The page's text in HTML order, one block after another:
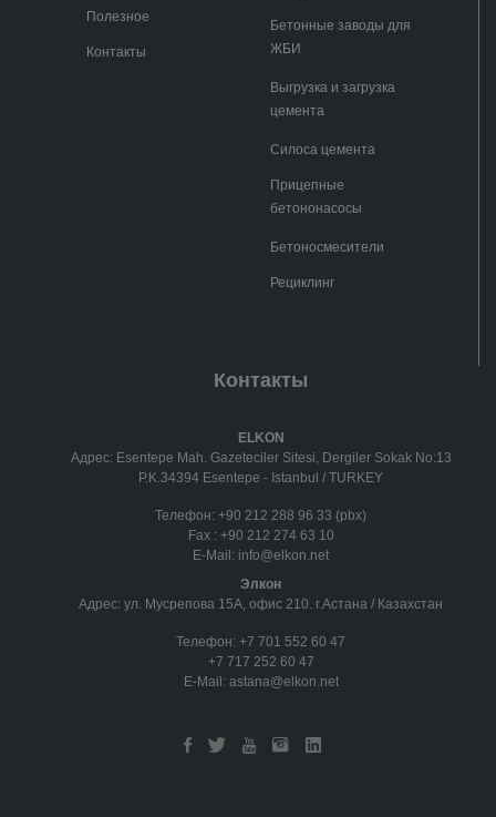
Полезное
Контакты
Бетонные заводы для
ЖБИ
Выгрузка и загрузка
цемента
Силоса цемента
Прицепные
бетононасосы
Бетоносмесители
Рециклинг
Контакты
ELKON
Адрес: Esentepe Mah. Gazeteciler Sitesi, Dergiler Sokak No:13
P.K.34394 Esentepe - Istanbul / TURKEY
Телефон: +90 212 288 96 33 (pbx)
Fax : +90 212 274 63 10
E-Mail: info@elkon.net
Элкон
Адрес: ул. Мусрепова 15А, офис 210. г.Астана / Казахстан
Телефон: +7 701 552 60 47
+7 717 252 60 47
E-Mail: astana@elkon.net